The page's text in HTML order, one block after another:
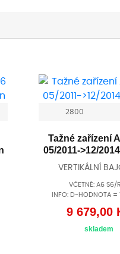
2800
Tažné zařízení
05/2011->12/
VERTIKÁLNÍ
VČETNĚ: A6 S6/
INFO: D-HODNOTA =
9 679,00
skladem